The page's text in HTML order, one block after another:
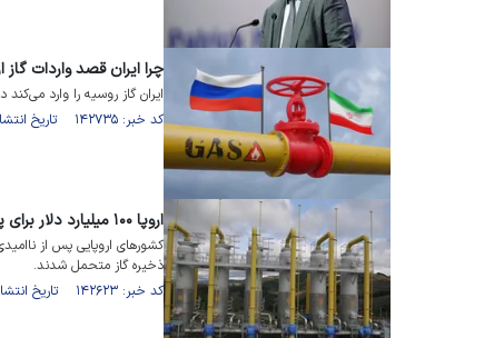
چرا ایران قصد واردات گاز
ایران گاز روسیه را وارد می‌کند در حالی که ۱۸ درصد از کل ذخایر گاز
کد خبر: ۱۴۲۷۳۵ تاریخ انتشار : ۱۴۰۱/۰۸/۱۷
اروپا ۱۰۰ میلیارد دلار برای پر کردن ذخایر گاز هزینه می‌کند
کشور‌های اروپایی پس از
ذخیره گاز متحمل شدند.
کد خبر: ۱۴۲۶۲۳ تاریخ انتشار : ۱۴۰۱/۰۸/۱۴